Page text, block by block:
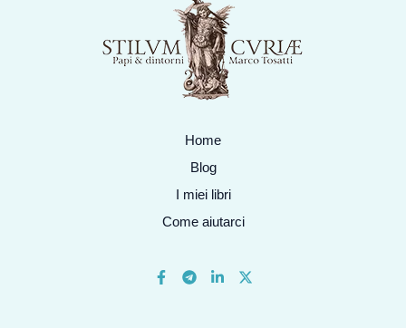
Home
Blog
I miei libri
Come aiutarci